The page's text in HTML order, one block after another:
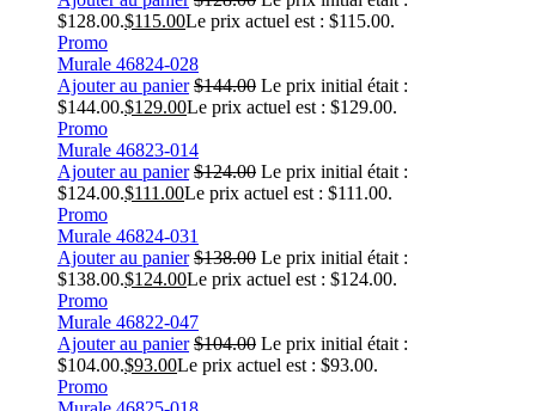
$128.00.$115.00Le prix actuel est : $115.00.
Promo
Murale 46824-028
Ajouter au panier $144.00 Le prix initial était :
$144.00.$129.00Le prix actuel est : $129.00.
Promo
Murale 46823-014
Ajouter au panier $124.00 Le prix initial était :
$124.00.$111.00Le prix actuel est : $111.00.
Promo
Murale 46824-031
Ajouter au panier $138.00 Le prix initial était :
$138.00.$124.00Le prix actuel est : $124.00.
Promo
Murale 46822-047
Ajouter au panier $104.00 Le prix initial était :
$104.00.$93.00Le prix actuel est : $93.00.
Promo